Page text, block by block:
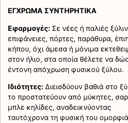
ΕΓΧΡΩΜΑ ΣΥΝΤΗΡΗΤΙΚΑ
Εφαρμογές: Σε νέες ή παλιές
επιφάνειες, πόρτες, παράθυρα,
κήπου, όχι άμεσα ή μόνιμα
στον ήλιο, στα οποία θέλετε να
έντονη απόχρωση φυσικού ξύλου.
Ιδιότητες: Διεισδύουν βαθιά στο
το προστατεύουν από μύκητες,
μπλε κηλίδες, αναδεικνύοντας
ταυτόχρονα τη φυσική του